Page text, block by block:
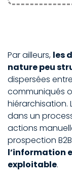
Par ailleurs, les
nature peu
dispersées
communiqués
hiérarchisation.
dans un
actions
prospection
l’information
exploitable.